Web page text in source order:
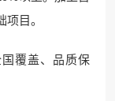
目。
覆盖、品质保